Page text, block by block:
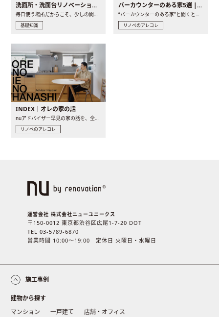
洗面所・洗面台リノベーションの事例と間取りアイデア
毎日使う場所だからこそ、少しの間取りの工夫や素材の選び方で..
基礎知識
バーカウンターのある家5選 | 日常に馴染む“距離の近い”キッチンとは
“バーカウンターのある家”と聞くと、少し特別な、大人のための..
リノベのアレコレ
INDEX｜オレの家の話
nuアドバイザー早見の家の話を、全4話でお届け。リノベーションを..
リノベのアレコレ
運営会社 株式会社ニューユニークス
〒150-0012 東京都渋谷区広尾1-7-20 DOT
TEL 03-5789-6870
営業時間 10:00〜19:00 定休日 火曜日・水曜日
施工事例
建物から探す
マンション
一戸建て 店舗・オフィス